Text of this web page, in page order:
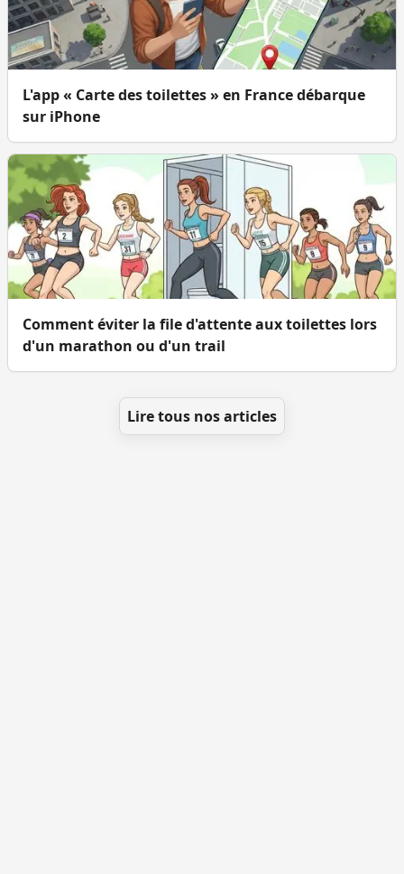
L'app « Carte des toilettes » en France débarque
sur iPhone
Comment éviter la file d'attente aux toilettes lors
d'un marathon ou d'un trail
Lire tous nos articles